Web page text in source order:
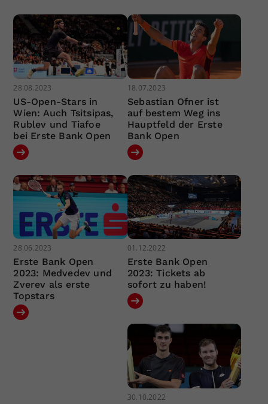
28.08.2023
US-Open-Stars in
Wien: Auch Tsitsipas,
Rublev und Tiafoe
bei Erste Bank Open
18.07.2023
Sebastian Ofner ist
auf bestem Weg ins
Hauptfeld der Erste
Bank Open
28.06.2023
Erste Bank Open
2023: Medvedev und
Zverev als erste
Topstars
01.12.2022
Erste Bank Open
2023: Tickets ab
sofort zu haben!
30.10.2022